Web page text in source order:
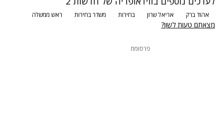
אהוד ברק אריאל שרון בחירות משדר בחירות ראש ממשלה
מצאתם טעות לשון?
פרסומת